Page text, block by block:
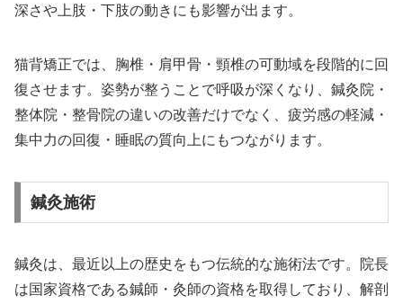
深さや上肢・下肢の動きにも影響が出ます。
猫背矯正では、胸椎・肩甲骨・頸椎の可動域を段階的に回
復させます。姿勢が整うことで呼吸が深くなり、鍼灸院・
整体院・整骨院の違いの改善だけでなく、疲労感の軽減・
集中力の回復・睡眠の質向上にもつながります。
鍼灸施術
鍼灸は、最近以上の歴史をもつ伝統的な施術法です。院長
は国家資格である鍼師・灸師の資格を取得しており、解剖